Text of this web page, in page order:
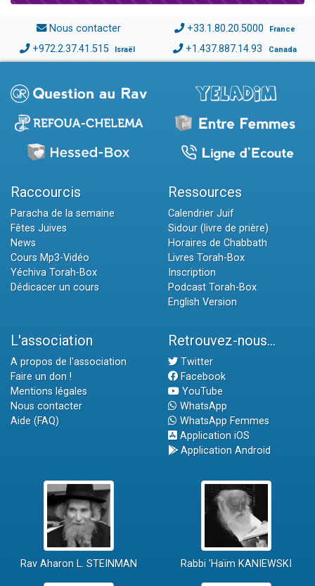
Nous contacter +33.1.80.20.5000 France
+972.2.37.41.515 Israël +1.437.887.14.93 Canada
Raccourcis
Paracha de la semaine
Fêtes Juives
News
Cours Mp3-Vidéo
Yéchiva Torah-Box
Dédicacer un cours
Ressources
Calendrier Juif
Sidour (livre de prière)
Horaires de Chabbath
Livres Torah-Box
Inscription
Podcast Torah-Box
English Version
L'association
A propos de l'association
Faire un don !
Mentions légales
Nous contacter
Aide (FAQ)
Retrouvez-nous...
Twitter
Facebook
YouTube
WhatsApp
WhatsApp Femmes
Application iOS
Application Android
Rav Aharon L. STEINMAN Rabbi 'Haïm KANIEWSKI